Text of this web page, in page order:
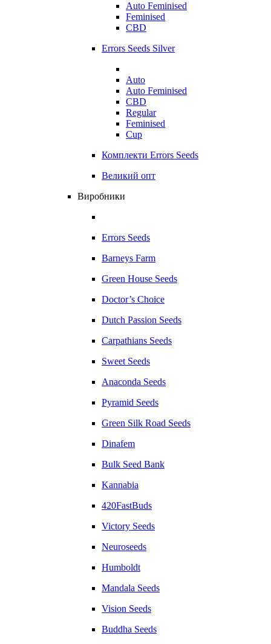
Auto Feminised
Feminised
CBD
Errors Seeds Silver
Auto
Auto Feminised
CBD
Regular
Feminised
Cup
Комплекти Errors Seeds
Великий опт
Виробники
Errors Seeds
Barneys Farm
Green House Seeds
Doctor’s Choice
Dutch Passion Seeds
Carpathians Seeds
Sweet Seeds
Anaconda Seeds
Pyramid Seeds
Green Silk Road Seeds
Dinafem
Bulk Seed Bank
Kannabia
420FastBuds
Victory Seeds
Neuroseeds
Humboldt
Mandala Seeds
Vision Seeds
Buddha Seeds